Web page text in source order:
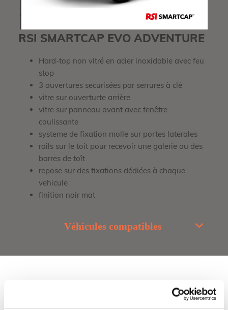
RSI SMARTCAP EVO ADVENTURE
Hard-top non vitré en acier inoxidable avec feu
stop
3 ouvertures securisées par serrures à clé
vitre sur ouverturte arrière
vitre sur panneau avant avec fenêtre
coulissante
systeme de fixation molle sur portes laterales
rails sur le toit pour recevoir une galerie ou des
barres de toît
repose sur des fixations dédiées à chaque
vehicule
finition noir mat
Véhicules compatibles